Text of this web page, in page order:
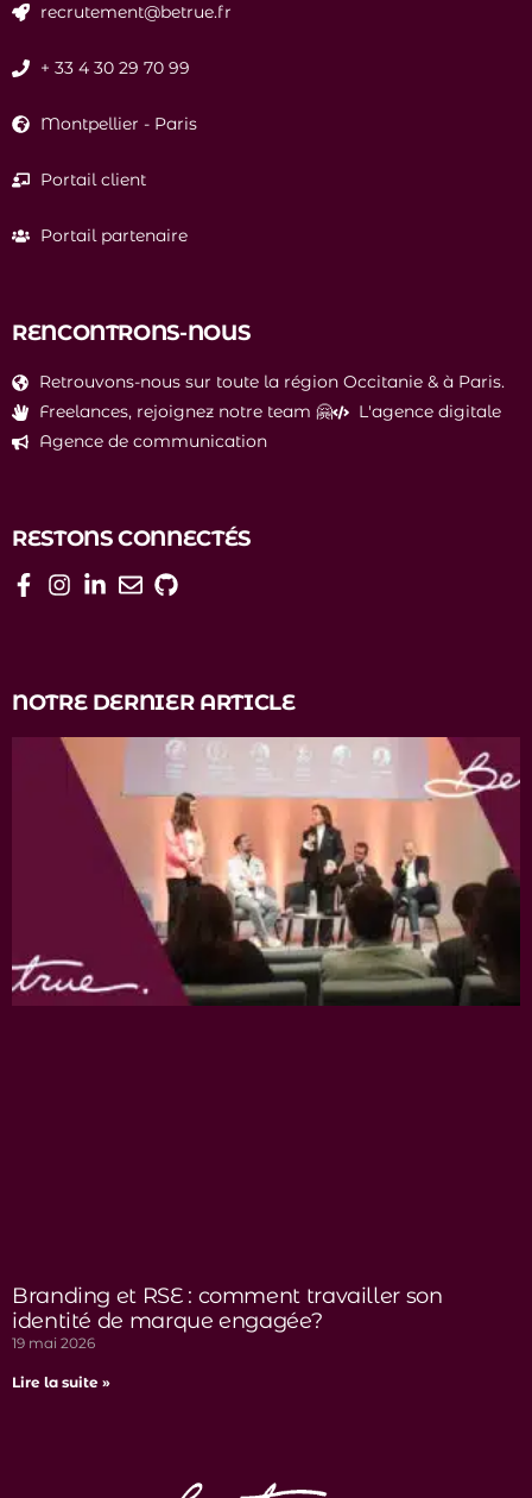
recrutement@betrue.fr
+ 33 4 30 29 70 99
Montpellier - Paris
Portail client
Portail partenaire
RENCONTRONS-NOUS
Retrouvons-nous sur toute la région Occitanie & à Paris.
Freelances, rejoignez notre team 🤗
L'agence digitale
Agence de communication
RESTONS CONNECTÉS
NOTRE DERNIER ARTICLE
Branding et RSE : comment travailler son
identité de marque engagée?
19 mai 2026
Lire la suite »